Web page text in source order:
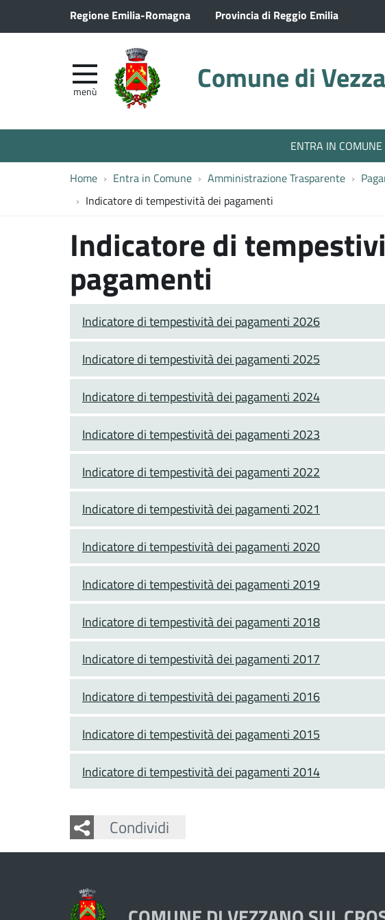
Regione Emilia-Romagna Provincia di Reggio Emilia
Comune di
menù
ENTRA IN COMUNE
Home Entra in Comune Amministrazione Trasparente
Indicatore di tempestività dei pagamenti
Indicatore di
pagamenti
Indicatore di tempestività dei pagamenti 2026
Indicatore di tempestività dei pagamenti 2025
Indicatore di tempestività dei pagamenti 2024
Indicatore di tempestività dei pagamenti 2023
Indicatore di tempestività dei pagamenti 2022
Indicatore di tempestività dei pagamenti 2021
Indicatore di tempestività dei pagamenti 2020
Indicatore di tempestività dei pagamenti 2019
Indicatore di tempestività dei pagamenti 2018
Indicatore di tempestività dei pagamenti 2017
Indicatore di tempestività dei pagamenti 2016
Indicatore di tempestività dei pagamenti 2015
Indicatore di tempestività dei pagamenti 2014
Condividi
Facebook
Twitter
Whatsapp